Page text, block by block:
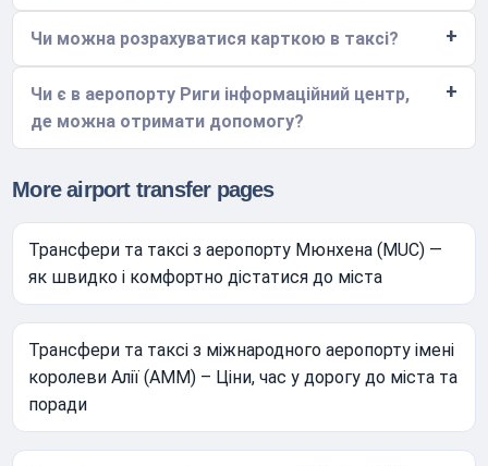
Чи можна розрахуватися карткою в таксі?
Чи є в аеропорту Риги інформаційний центр,
де можна отримати допомогу?
More airport transfer pages
Трансфери та таксі з аеропорту Мюнхена (MUC) —
як швидко і комфортно дістатися до міста
Трансфери та таксі з міжнародного аеропорту імені
королеви Алії (AMM) – Ціни, час у дорогу до міста та
поради